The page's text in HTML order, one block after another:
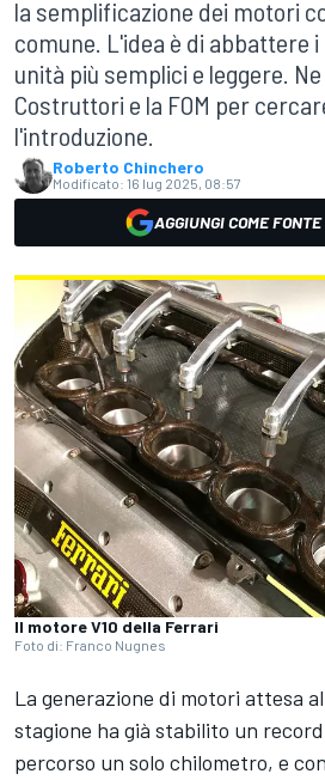
la semplificazione dei motori
comune. L'idea è di abbattere
unità più semplici e leggere.
Costruttori e la FOM per
l'introduzione.
Roberto Chinchero
Modificato: 16 lug 2025, 08:57
AGGIUNGI COME
Il motore V10 della Ferrari
Foto di: Franco Nugnes
La generazione di motori attesa
stagione ha già stabilito un
percorso un solo chilometro, e